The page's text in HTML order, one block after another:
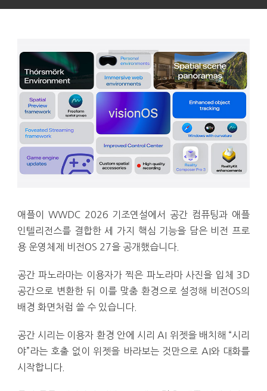
애플이 WWDC 2026 기조연설에서 공간 컴퓨팅과 애플
인텔리전스를 결합한 세 가지 핵심 기능을 담은 비전 프로
용 운영체제 비전OS 27을 공개했습니다.
공간 파노라마는 이용자가 찍은 파노라마 사진을 입체 3D
공간으로 변환한 뒤 이를 맞춤 환경으로 설정해 비전OS의
배경 화면처럼 쓸 수 있습니다.
공간 시리는 이용자 환경 안에 시리 AI 위젯을 배치해 “시리
야”라는 호출 없이 위젯을 바라보는 것만으로 AI와 대화를
시작합니다.